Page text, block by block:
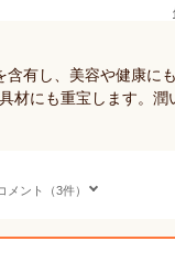
有し、美容や健康に
材にも重宝します。
メント（3件）